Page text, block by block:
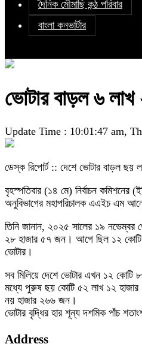
দৈনিক মৌমাছি কন্ঠ পরিবার
বাংলা কনভার্টার
ভোটার বাড়ল ৬
Update Time : 10:01:47 am,
ডেস্ক রিপোর্ট :: দেশে ভোটার বাড়ল ছয়
বৃহস্পতিবার (১৪ মে) নির্বাচন কমিশনের
অনুবিভাগের মহাপরিচালক এএইচ এম
তিনি জানান, ২০২৫ সালের ১৯ নভেম্বর
২৮ হাজার ৫৭ জন। আগে ছিল ১২
ভোটার।
সব মিলিয়ে দেশে ভোটার এখন ১২
মধ্যে পুরুষ ছয় কোটি ৫২ লাখ ১২
নয় হাজার ২৬৬ জন।
ভোটার বৃদ্ধির হার শূন্য দশমিক পাঁচ
Address